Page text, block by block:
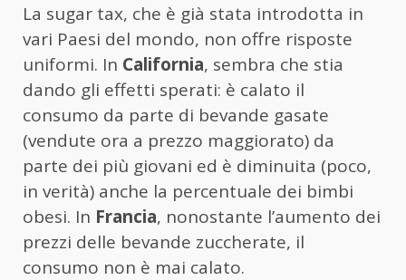
La sugar tax, che è già stata introdotta in
vari Paesi del mondo, non offre risposte
uniformi. In California, sembra che stia
dando gli effetti sperati: è calato il
consumo da parte di bevande gasate
(vendute ora a prezzo maggiorato) da
parte dei più giovani ed è diminuita (poco,
in verità) anche la percentuale dei bimbi
obesi. In Francia, nonostante l’aumento dei
prezzi delle bevande zuccherate, il
consumo non è mai calato.